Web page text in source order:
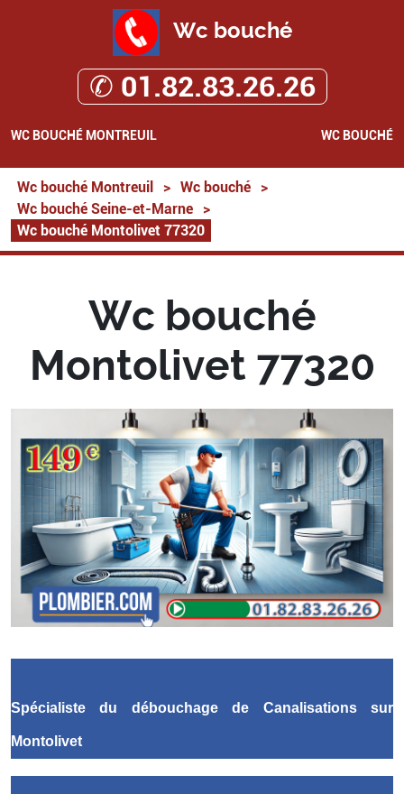
Wc bouché
✆ 01.82.83.26.26
WC BOUCHÉ MONTREUIL WC BOUCHÉ
Wc bouché Montreuil > Wc bouché
>
Wc bouché Seine-et-Marne
>
Wc bouché Montolivet 77320
Wc bouché
Montolivet 77320
Spécialiste du débouchage de Canalisationssur
Montolivet